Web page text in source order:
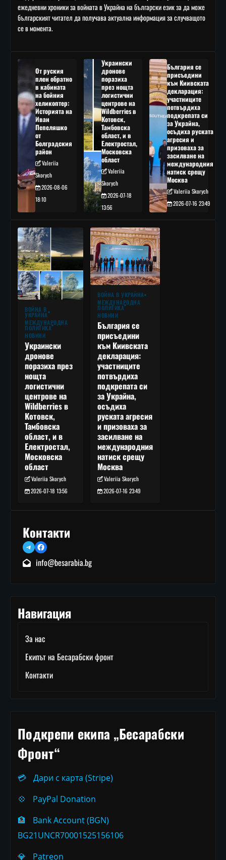
ежедневни хроники за войната в Украйна на български език за да може
българският читател да получава актуална информация за случващото
се в момента.
От руския
плен обратно
в кабината
на бойния
хеликоптер:
Историята на
Иван
Пепеляшко
от
Болградския
район
Valeriia
Skorych
2026-08-06
18:10
Украински
дронове
поразиха
през нощта
логистични
центрове на
Wildberries в
Котовск,
Тамбовска
област, и в
Електростал,
Московска
област
Valeriia
Skorych
2026-07-18
13:56
България се
присъедини
към Киивската
декларация:
участниците
потвърдиха
подкрепата си
за Украйна,
осъдиха руската
агресия и
призоваха за
засилване на
международния
натиск срещу
Москва
Valeriia Skorych
2026-07-16 23:49
ВОЙНА В
УКРАЙНА
МЕЖДУНАРОДНА
ПОЛИТИКА
НОВИНИ
Украински
дронове
поразиха през
нощта
логистични
центрове на
Wildberries в
Котовск,
Тамбовска
област, и в
Електростал,
Московска
област
Valeriia Skorych
2026-07-18 13:56
ВОЙНА В УКРАЙНА
МЕЖДУНАРОДНА
ПОЛИТИКА
НОВИНИ
България се
присъедини
към Киивската
декларация:
участниците
потвърдиха
подкрепата си
за Украйна,
осъдиха
руската агресия
и призоваха за
засилване на
международния
натиск срещу
Москва
Valeriia Skorych
2026-07-16 23:49
Контакти
TelegramFacebook
info@besarabia.bg
Навигация
За нас
Екипът на Бесарабски фронт
Контакти
Подкрепи екипа „Бесарабски
Фронт“
💳
Дари с карта (Stripe)
💠
PayPal Donation
🏦
Bank Account (BGN)
BG21UNCR70001525156106
💎
Patreon